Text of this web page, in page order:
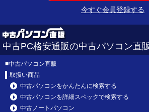
今すぐ会員登録する
中古PC格安通販の中古パソコン直
■中古パソコン直販
取扱い商品
中古パソコンをかんたんに検索する
中古パソコンを詳細スペックで検索する
中古ノートパソコン